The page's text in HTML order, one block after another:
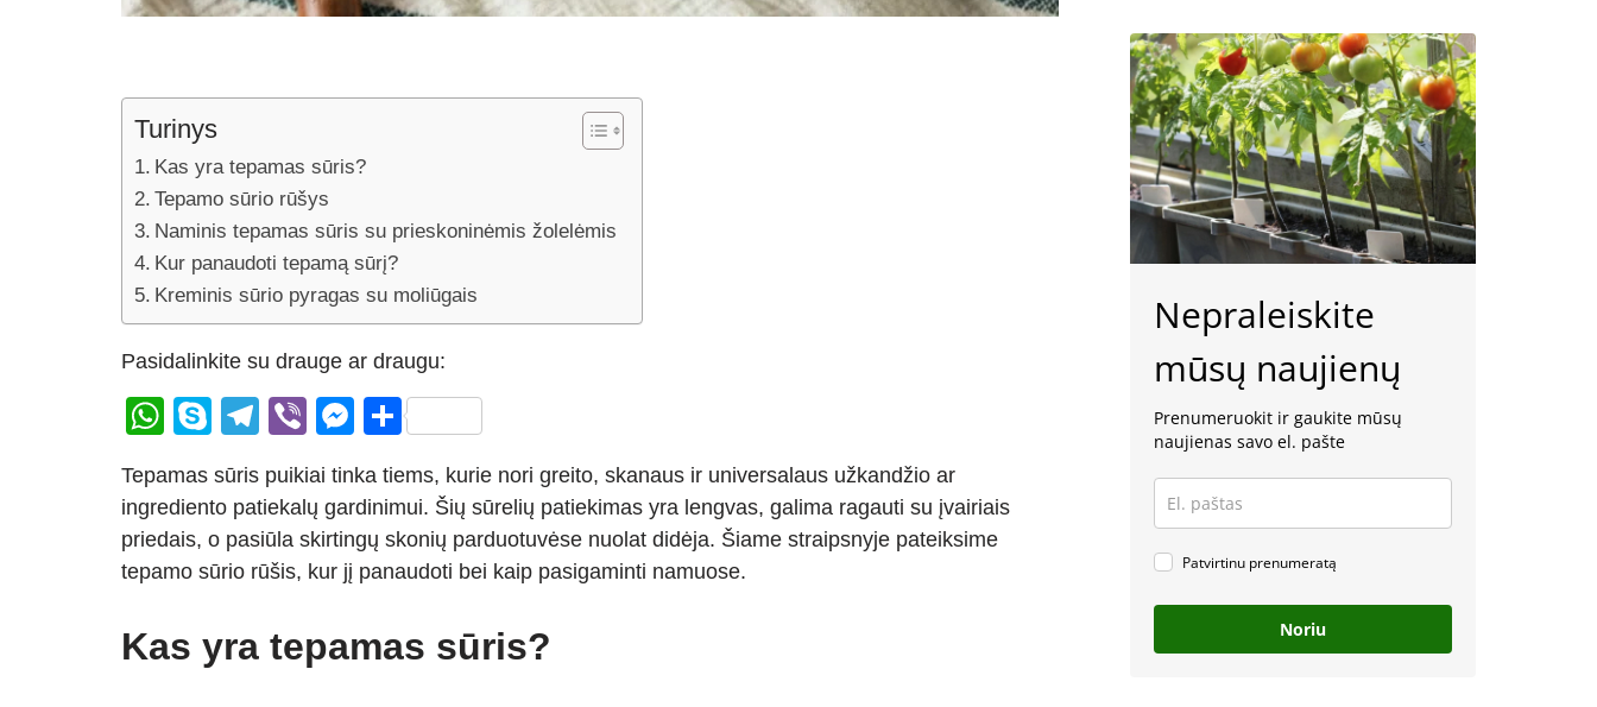
Turinys
Kas yra tepamas sūris?
Tepamo sūrio rūšys
Naminis tepamas sūris su prieskoninėmis žolelėmis
Kur panaudoti tepamą sūrį?
Kreminis sūrio pyragas su moliūgais
Pasidalinkite su drauge ar draugu:
W
at
s
A
p
S
p
e
T
e
gr
a
Vi
er
M
ss
e
n
er
S
ar
e
Tepamas sūris puikiai tinka tiems, kurie nori greito, skanaus ir universalaus užkandžio ar
ingrediento patiekalų gardinimui. Šių sūrelių patiekimas yra lengvas, galima ragauti su įvairiais
priedais, o pasiūla skirtingų skonių parduotuvėse nuolat didėja. Šiame straipsnyje pateiksime
tepamo sūrio rūšis, kur jį panaudoti bei kaip pasigaminti namuose.
Kas yra tepamas sūris?
Nepraleiskite
mūsų naujienų
Prenumeruokit ir gaukite mūsų
naujienas savo el. pašte
Patvirtinu prenumeratą
Noriu